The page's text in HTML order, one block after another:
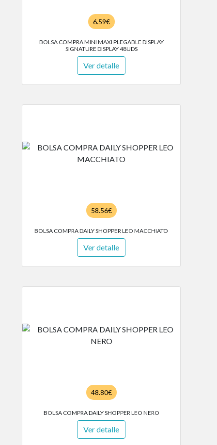
6.59€
BOLSA COMPRA MINI MAXI PLEGABLE DISPLAY
SIGNATURE DISPLAY 48UDS
Ver detalle
58.56€
BOLSA COMPRA DAILY SHOPPER LEO MACCHIATO
Ver detalle
48.80€
BOLSA COMPRA DAILY SHOPPER LEO NERO
Ver detalle